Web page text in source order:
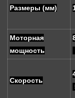
Размеры (мм)
Моторная
мощность
Скорость